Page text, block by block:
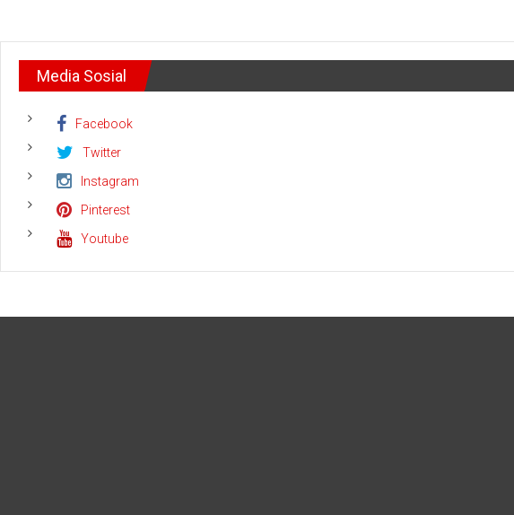
Kegiatan
Sosial
Media Sosial
Facebook
Twitter
Instagram
Pinterest
Youtube